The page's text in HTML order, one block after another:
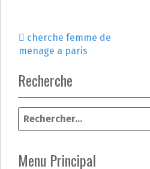
N
a
v
i
g
cherche femme de
menage a paris
Recherche
e
h
e
Menu Principal